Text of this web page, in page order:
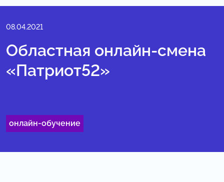
08.04.2021
Областная онлайн-смена
«Патриот52»
онлайн-обучение